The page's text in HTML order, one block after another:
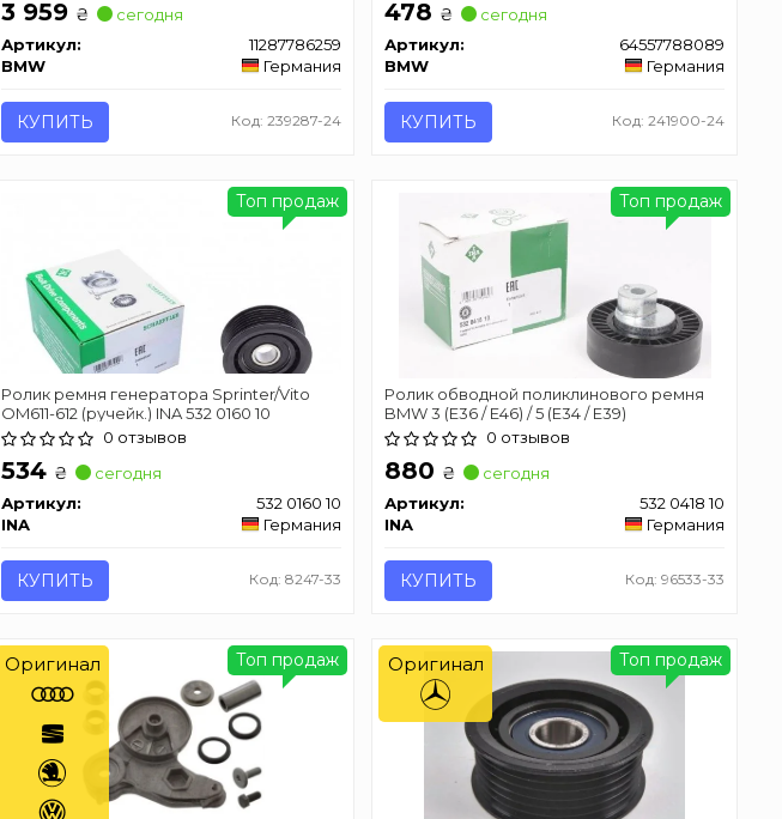
3 959 ₴
сегодня
Артикул:
11287786259
BMW
Германия
КУПИТЬ Код: 239287-24
478 ₴
сегодня
Артикул:
64557788089
BMW
Германия
КУПИТЬ Код: 241900-24
Ролик ремня генератора Sprinter/Vito
OM611-612 (ручейк.) INA 532 0160 10
0 отзывов
534 ₴
сегодня
Артикул:
532 0160 10
INA
Германия
КУПИТЬ Код: 8247-33
Топ продаж
Ролик обводной поликлинового ремня
BMW 3 (E36 / E46) / 5 (E34 / E39)
0 отзывов
880 ₴
сегодня
Артикул:
532 0418 10
INA
Германия
КУПИТЬ Код: 96533-33
Топ продаж
Топ продаж
Оригинал Топ продаж
Оригинал